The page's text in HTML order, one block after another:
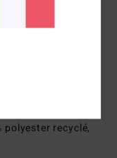
pour une
à rayures avec
polyester recyclé,